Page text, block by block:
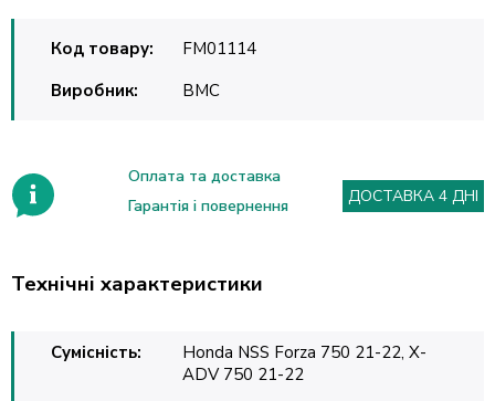
Код товару:
FM01114
Виробник:
BMC
Оплата та доставка
Гарантія і повернення
ДОСТАВКА 4 ДНІ
Технічні характеристики
Сумісність:
Honda NSS Forza 750 21-22, X-
ADV 750 21-22